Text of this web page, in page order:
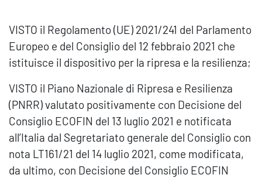
VISTO il Regolamento (UE) 2021/241 del Parlamento
Europeo e del Consiglio del 12 febbraio 2021 che
istituisce il dispositivo per la ripresa e la resilienza;
VISTO il Piano Nazionale di Ripresa e Resilienza
(PNRR) valutato positivamente con Decisione del
Consiglio ECOFIN del 13 luglio 2021 e notificata
all’Italia dal Segretariato generale del Consiglio con
nota LT161/21 del 14 luglio 2021, come modificata,
da ultimo, con Decisione del Consiglio ECOFIN